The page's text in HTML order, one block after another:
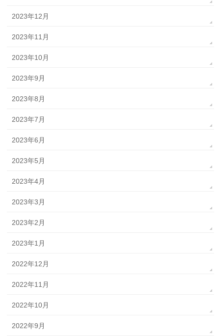
2023年12月
2023年11月
2023年10月
2023年9月
2023年8月
2023年7月
2023年6月
2023年5月
2023年4月
2023年3月
2023年2月
2023年1月
2022年12月
2022年11月
2022年10月
2022年9月